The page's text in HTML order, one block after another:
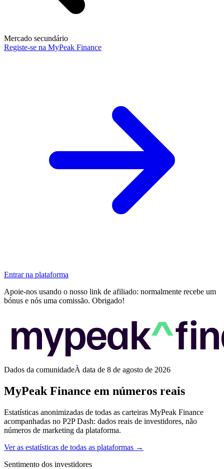
Mercado secundário
Registe-se na MyPeak Finance
Entrar na plataforma
Apoie-nos usando o nosso link de afiliado: normalmente recebe um
bónus e nós uma comissão. Obrigado!
Dados da comunidadeÀ data de 8 de agosto de 2026
MyPeak Finance em números reais
Estatísticas anonimizadas de todas as carteiras MyPeak Finance
acompanhadas no P2P Dash: dados reais de investidores, não
números de marketing da plataforma.
Ver as estatísticas de todas as plataformas →
Sentimento dos investidores